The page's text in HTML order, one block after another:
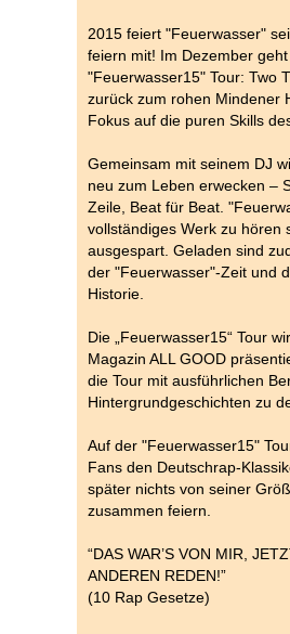
2015 feiert "Feuerwasser"
feiern mit! Im Dezember
"Feuerwasser15" Tour: Two
zurück zum rohen Mindener
Fokus auf die puren Skills
Gemeinsam mit seinem DJ
neu zum Leben erwecken –
Zeile, Beat für Beat.
vollständiges Werk zu hören
ausgespart. Geladen sind
der "Feuerwasser"-Zeit und
Historie.
Die „Feuerwasser15“ Tour
Magazin ALL GOOD
die Tour mit ausführlichen
Hintergrundgeschichten zu
Auf der "Feuerwasser15"
Fans den Deutschrap-
später nichts von seiner
zusammen feiern.
“DAS WAR’S VON MIR,
ANDEREN REDEN!”
(10 Rap Gesetze)